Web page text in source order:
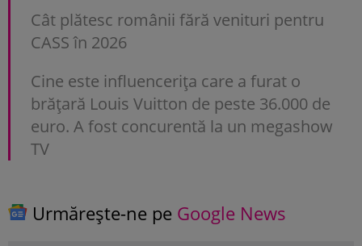
Cât plătesc românii fără venituri pentru
CASS în 2026
Cine este influencerița care a furat o
brățară Louis Vuitton de peste 36.000 de
euro. A fost concurentă la un megashow
TV
Urmărește-ne pe Google News